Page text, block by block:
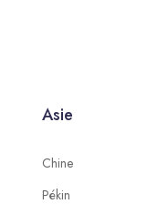
Asie
Chine
Pékin